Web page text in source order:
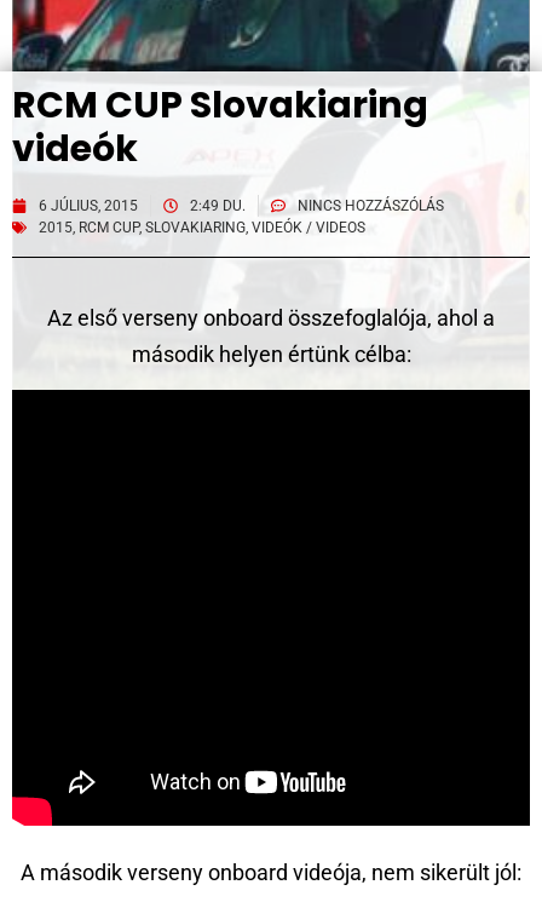
RCM CUP Slovakiaring
videók
6 JÚLIUS, 2015 2:49 DU.
NINCS HOZZÁSZÓLÁS
2015, RCM CUP, SLOVAKIARING, VIDEÓK / VIDEOS
Az első verseny onboard összefoglalója, ahol a
második helyen értünk célba:
A második verseny onboard videója, nem sikerült jól: